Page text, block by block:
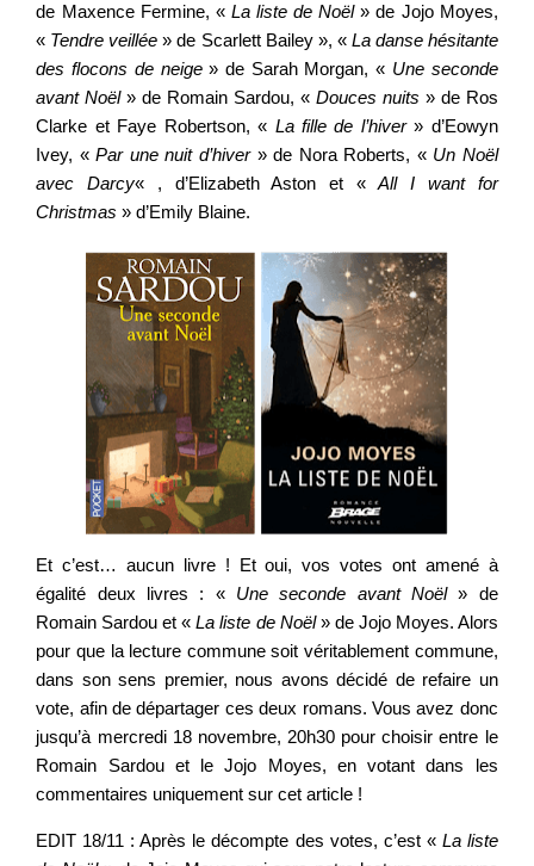
de Maxence Fermine, « La liste de Noël» de Jojo Moyes,
« Tendre veillée » de Scarlett Bailey », « La danse hésitante
des flocons de neige» de Sarah Morgan, « Une seconde
avant Noël» de Romain Sardou, « Douces nuits » de Ros
Clarke et Faye Robertson, « La fille de l’hiver» d’Eowyn
Ivey, «Par une nuit d’hiver» de Nora Roberts, « Un Noël
avec Darcy« , d’Elizabeth Aston et «All I want for
Christmas » d’Emily Blaine.
Et c’est… aucun livre ! Et oui, vos votes ont amené à
égalité deux livres : « Une seconde avant Noël» de
Romain Sardou et «La liste de Noël» de Jojo Moyes. Alors
pour que la lecture commune soit véritablement commune,
dans son sens premier, nous avons décidé de refaire un
vote, afin de départager ces deux romans. Vous avez donc
jusqu’à mercredi 18 novembre, 20h30 pour choisir entre le
Romain Sardou et le Jojo Moyes, en votant dans les
commentaires uniquement sur cet article !
EDIT 18/11 : Après le décompte des votes, c’est « La liste